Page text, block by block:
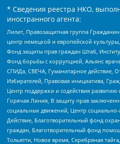
* Сведения реестра НКО,
иностранного агента:
Лилит, Правозащитная группа
центр немецкой и европейской
Фонд защиты прав граждан Штаб,
Фонд борьбы с коррупцией, Альянс
СПИДа, СВЕЧА, Гуманитарное действие,
Избирателей, Правовая инициатива,
Центр поддержки и содействия развитию
Горячая Линия, В защиту прав
социальных движений, Центр
Действие, Благотворительный фонд
граждан, Благотворительный фонд
Тольятти, Новое время, Серебряная